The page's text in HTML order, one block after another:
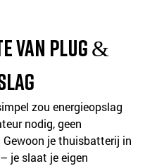
van plug &
zou energieopslag
nodig, geen
je thuisbatterij in
je slaat je eigen